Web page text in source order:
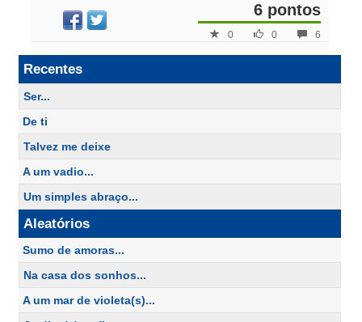
6 pontos
6
0
0
Recentes
Ser...
De ti
Talvez me deixe
A um vadio...
Um simples abraço...
Aleatórios
Sumo de amoras...
Na casa dos sonhos...
A um mar de violeta(s)...